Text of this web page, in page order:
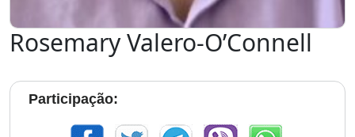
Rosemary Valero-O’Connell
Participação: